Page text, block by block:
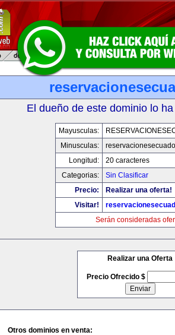
El dueño de este dominio lo
Mayusculas:
Minusculas:
Longitud:
20 caracteres
Categorias:
Sin Clasificar
Precio:
Realizar una oferta!
Visitar!
Serán consideradas
Realizar una Oferta
Precio Ofrecido $
Otros dominios en venta: